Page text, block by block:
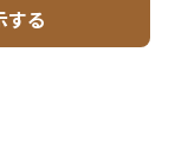
する